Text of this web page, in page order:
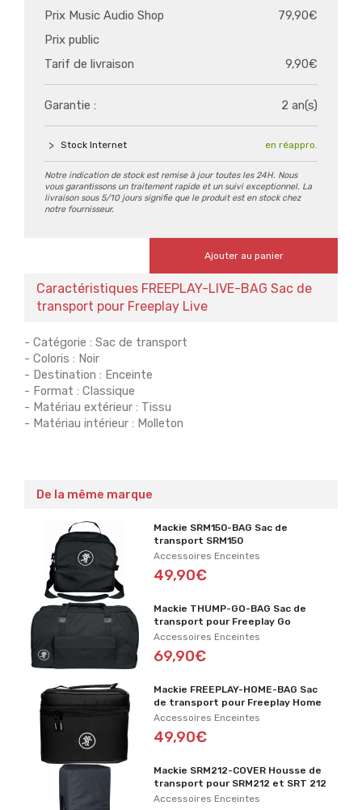
Prix Music Audio Shop
79,90€
Prix public
Tarif de livraison
9,90€
Garantie : 2 an(s)
Stock Internet en réappro.
Notre indication de stock est remise à jour toutes les 24H. Nous
vous garantissons un traitement rapide et un suivi exceptionnel. La
livraison sous 5/10 jours signifie que le produit est en stock chez
notre fournisseur.
Ajouter au panier
Caractéristiques FREEPLAY-LIVE-BAG Sac de
transport pour Freeplay Live
- Catégorie : Sac de transport
- Coloris : Noir
- Destination : Enceinte
- Format : Classique
- Matériau extérieur : Tissu
- Matériau intérieur : Molleton
De la même marque
Mackie SRM150-BAG Sac de
transport SRM150
Accessoires Enceintes
49,90€
Mackie THUMP-GO-BAG Sac de
transport pour Freeplay Go
Accessoires Enceintes
69,90€
Mackie FREEPLAY-HOME-BAG Sac
de transport pour Freeplay Home
Accessoires Enceintes
49,90€
Mackie SRM212-COVER Housse de
transport pour SRM212 et SRT 212
Accessoires Enceintes